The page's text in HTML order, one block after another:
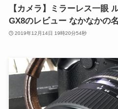
【カメラ】ミラーレス一眼
GX8のレビュー なかなかの
2019年12月14日 19時20分54秒